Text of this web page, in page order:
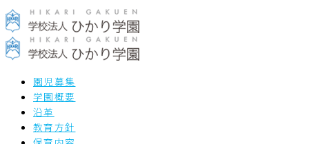
園児募集
学園概要
沿革
教育方針